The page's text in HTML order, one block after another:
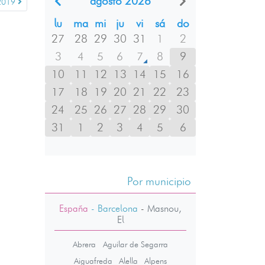
lu
ma mi ju vi sá
do
27
28 29 30 31 1
2
3
4 5 6 7 8
9
10
11 12 13 14 15
16
17
18 19 20 21 22
23
24
25 26 27 28 29
30
31
1 2 3 4 5 6
Por municipio
España - Barcelona - Masnou,
El
Abrera
Aguilar de Segarra
Aiguafreda
Alella
Alpens